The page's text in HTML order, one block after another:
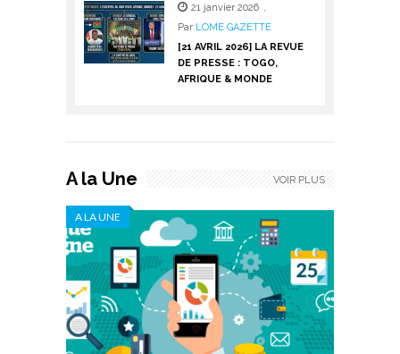
21 janvier 2026 ,
Par LOME GAZETTE
[21 AVRIL 2026] LA REVUE
DE PRESSE : TOGO,
AFRIQUE & MONDE
A la Une
A LA UNE
VOIR PLUS